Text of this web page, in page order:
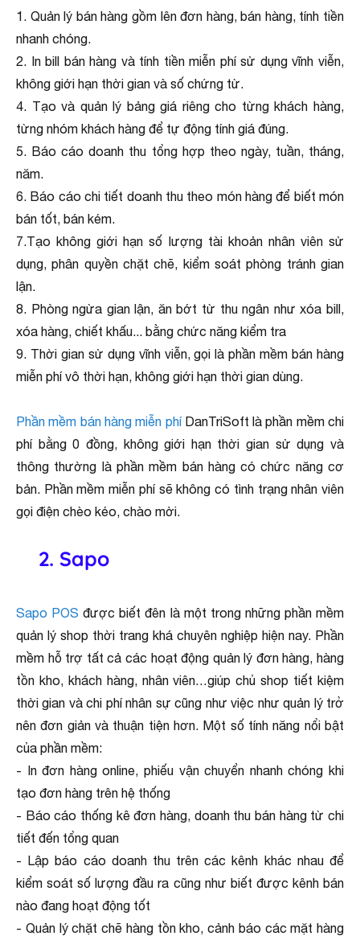
1. Quản lý bán hàng gồm lên đơn hàng, bán hàng, tính tiền
nhanh chóng.
2. In bill bán hàng và tính tiền miễn phí sử dụng vĩnh viễn,
không giới hạn thời gian và số chứng từ.
4. Tạo và quản lý bảng giá riêng cho từng khách hàng,
từng nhóm khách hàng để tự động tính giá đúng.
5. Báo cáo doanh thu tổng hợp theo ngày, tuần, tháng,
năm.
6. Báo cáo chi tiết doanh thu theo món hàng để biết món
bán tốt, bán kém.
7.Tạo không giới hạn số lượng tài khoản nhân viên sử
dụng, phân quyền chặt chẽ, kiểm soát phòng tránh gian
lận.
8. Phòng ngừa gian lận, ăn bớt từ thu ngân như xóa bill,
xóa hàng, chiết khấu... bằng chức năng kiểm tra
9. Thời gian sử dụng vĩnh viễn, gọi là phần mềm bán hàng
miễn phí vô thời hạn, không giới hạn thời gian dùng.
Phần mềm bán hàng miễn phíDanTriSoft là phần mềm chi
phí bằng 0 đồng, không giới hạn thời gian sử dụng và
thông thường là phần mềm bán hàng có chức năng cơ
bản. Phần mềm miễn phí sẽ không có tình trạng nhân viên
gọi điện chèo kéo, chào mời.
2. Sapo
Sapo POS được biết đên là một trong những phần mềm
quản lý shop thời trang khá chuyên nghiệp hiện nay. Phần
mềm hỗ trợ tất cả các hoạt động quản lý đơn hàng, hàng
tồn kho, khách hàng, nhân viên…giúp chủ shop tiết kiệm
thời gian và chi phí nhân sự cũng như việc như quản lý trở
nên đơn giản và thuận tiện hơn. Một số tính năng nổi bật
của phần mềm:
- In đơn hàng online, phiếu vận chuyển nhanh chóng khi
tạo đơn hàng trên hệ thống
- Báo cáo thống kê đơn hàng, doanh thu bán hàng từ chi
tiết đến tổng quan
- Lập báo cáo doanh thu trên các kênh khác nhau để
kiểm soát số lượng đầu ra cũng như biết được kênh bán
nào đang hoạt động tốt
- Quản lý chặt chẽ hàng tồn kho, cảnh báo các mặt hàng